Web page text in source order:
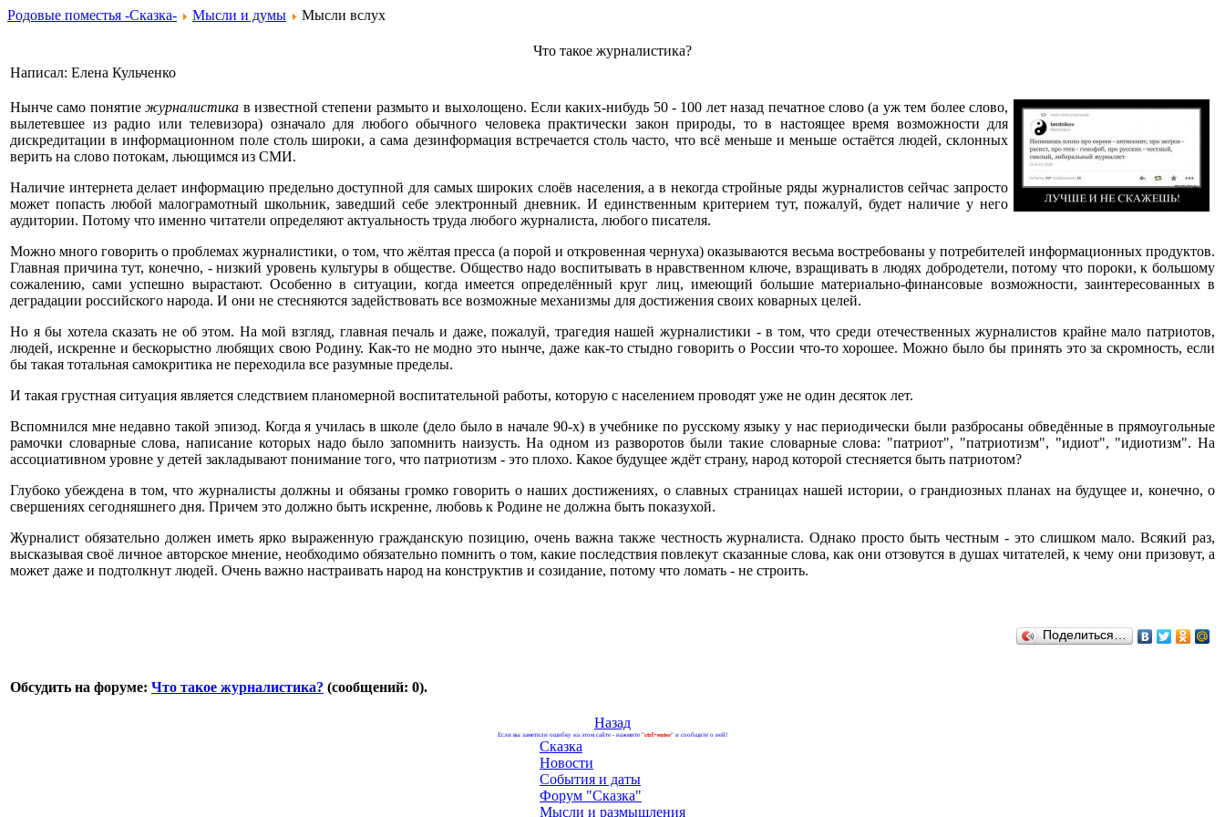
Родовые поместья -Сказка- Мысли и думы Мысли вслух
Что такое журналистика?
Написал: Елена Кульченко
Нынче само понятиежурналистика в известной степени размыто и выхолощено. Если каких-нибудь 50 - 100 лет назад печатное слово (а уж тем более слово,
вылетевшее из радио или телевизора) означало для любого обычного человека практически закон природы, то в настоящее время возможности для
дискредитации в информационном поле столь широки, а сама дезинформация встречается столь часто, что всё меньше и меньше остаётся людей, склонных
верить на слово потокам, льющимся из СМИ.
Наличие интернета делает информацию предельно доступной для самых широких слоёв населения, а в некогда стройные ряды журналистов сейчас запросто
может попасть любой малограмотный школьник, заведший себе электронный дневник. И единственным критерием тут, пожалуй, будет наличие у него
аудитории. Потому что именно читатели определяют актуальность труда любого журналиста, любого писателя.
Можно много говорить о проблемах журналистики, о том, что жёлтая пресса (а порой и откровенная чернуха) оказываются весьма востребованы у потребителей информационных продуктов.
Главная причина тут, конечно, - низкий уровень культуры в обществе. Общество надо воспитывать в нравственном ключе, взращивать в людях добродетели, потому что пороки, к большому
сожалению, сами успешно вырастают. Особенно в ситуации, когда имеется определённый круг лиц, имеющий большие материально-финансовые возможности, заинтересованных в
деградации российского народа. И они не стесняются задействовать все возможные механизмы для достижения своих коварных целей.
Но я бы хотела сказать не об этом. На мой взгляд, главная печаль и даже, пожалуй, трагедия нашей журналистики - в том, что среди отечественных журналистов крайне мало патриотов,
людей, искренне и бескорыстно любящих свою Родину. Как-то не модно это нынче, даже как-то стыдно говорить о России что-то хорошее. Можно было бы принять это за скромность, если
бы такая тотальная самокритика не переходила все разумные пределы.
И такая грустная ситуация является следствием планомерной воспитательной работы, которую с населением проводят уже не один десяток лет.
Вспомнился мне недавно такой эпизод. Когда я училась в школе (дело было в начале 90-х) в учебнике по русскому языку у нас периодически были разбросаны обведённые в прямоугольные
рамочки словарные слова, написание которых надо было запомнить наизусть. На одном из разворотов были такие словарные слова: "патриот", "патриотизм", "идиот", "идиотизм". На
ассоциативном уровне у детей закладывают понимание того, что патриотизм - это плохо. Какое будущее ждёт страну, народ которой стесняется быть патриотом?
Глубоко убеждена в том, что журналисты должны и обязаны громко говорить о наших достижениях, о славных страницах нашей истории, о грандиозных планах на будущее и, конечно, о
свершениях сегодняшнего дня. Причем это должно быть искренне, любовь к Родине не должна быть показухой.
Журналист обязательно должен иметь ярко выраженную гражданскую позицию, очень важна также честность журналиста. Однако просто быть честным - это слишком мало. Всякий раз,
высказывая своё личное авторское мнение, необходимо обязательно помнить о том, какие последствия повлекут сказанные слова, как они отзовутся в душах читателей, к чему они призовут, а
может даже и подтолкнут людей. Очень важно настраивать народ на конструктив и созидание, потому что ломать - не строить.
Поделиться…
Обсудить на форуме: Что такое журналистика? (сообщений: 0).
Назад
Если вы заметили ошибку на этом сайте - нажмите "ctrl+enter" и сообщите о ней!
Сказка
Новости
События и даты
Форум "Сказка"
Мысли и размышления